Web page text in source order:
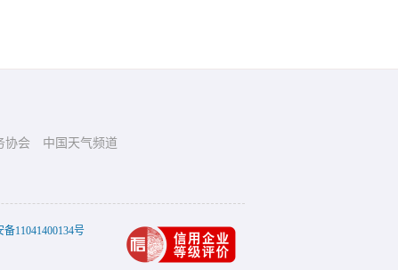
协会 中国天气频道
11041400134号